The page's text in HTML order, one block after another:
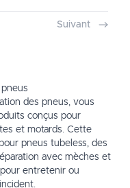
Suivant
des pneus, vous
conçus pour
et motards. Cette
pneus tubeless, des
avec mèches et
entretenir ou